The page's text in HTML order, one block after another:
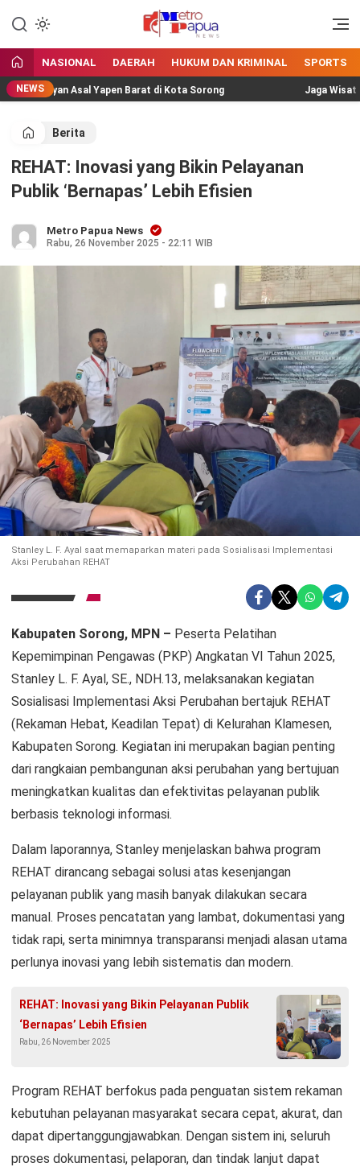
MetroPapua News
Jangan Gentar Bicara Benar
NASIONAL DAERAH HUKUM DAN KRIMINAL SPORTS
NEWSAsal Yapen Barat di Kota Sorong Jaga Wisata
Berita
REHAT: Inovasi yang Bikin Pelayanan
Publik ‘Bernapas’ Lebih Efisien
Metro Papua News
Rabu, 26 November 2025 - 22:11 WIB
Stanley L. F. Ayal saat memaparkan materi pada Sosialisasi Implementasi
Aksi Perubahan REHAT
Kabupaten Sorong, MPN – Peserta Pelatihan
Kepemimpinan Pengawas (PKP) Angkatan VI Tahun 2025,
Stanley L. F. Ayal, SE., NDH.13, melaksanakan kegiatan
Sosialisasi Implementasi Aksi Perubahan bertajuk REHAT
(Rekaman Hebat, Keadilan Tepat) di Kelurahan Klamesen,
Kabupaten Sorong. Kegiatan ini merupakan bagian penting
dari rangkaian pembangunan aksi perubahan yang bertujuan
meningkatkan kualitas dan efektivitas pelayanan publik
berbasis teknologi informasi.
Dalam laporannya, Stanley menjelaskan bahwa program
REHAT dirancang sebagai solusi atas kesenjangan
pelayanan publik yang masih banyak dilakukan secara
manual. Proses pencatatan yang lambat, dokumentasi yang
tidak rapi, serta minimnya transparansi menjadi alasan utama
perlunya inovasi yang lebih sistematis dan modern.
REHAT: Inovasi yang Bikin Pelayanan Publik
‘Bernapas’ Lebih Efisien
Rabu, 26 November 2025
Program REHAT berfokus pada penguatan sistem rekaman
kebutuhan pelayanan masyarakat secara cepat, akurat, dan
dapat dipertanggungjawabkan. Dengan sistem ini, seluruh
proses dokumentasi, pelaporan, dan tindak lanjut dapat